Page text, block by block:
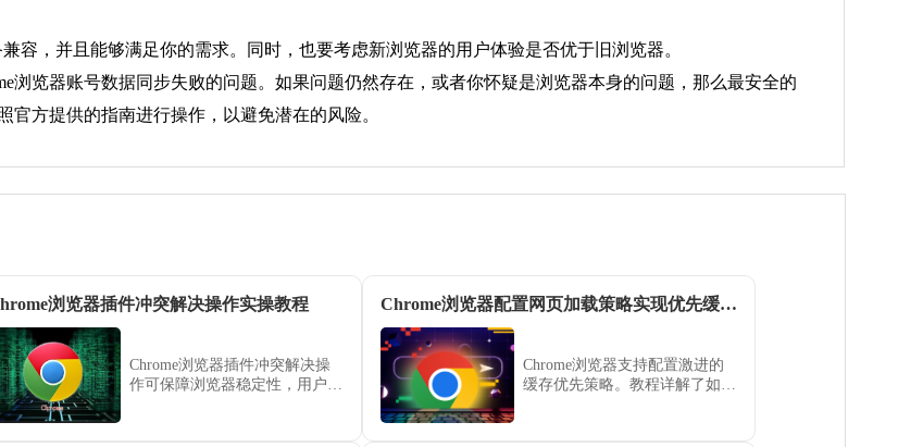
容，并且能够满足你的需求。同时，也要考虑新浏览器的用户体验是否优于旧浏览器。
浏览器账号数据同步失败的问题。如果问题仍然存在，或者你怀疑是浏览器本身的问题，那么最安全的
官方提供的指南进行操作，以避免潜在的风险。
浏览器插件冲突解决操作实操教程
Chrome浏览器插件冲突解决操
作可保障浏览器稳定性，用户通
Chrome浏览器配置网页加载策略实现优先缓存加载体验教程
Chrome浏览器支持配置激进的
缓存优先策略。教程详解了如何